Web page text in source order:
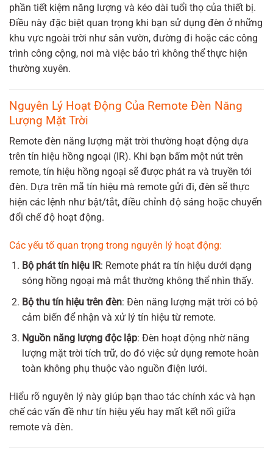
phần tiết kiệm năng lượng và kéo dài tuổi thọ của thiết bị.
Điều này đặc biệt quan trọng khi bạn sử dụng đèn ở những
khu vực ngoài trời như sân vườn, đường đi hoặc các công
trình công cộng, nơi mà việc bảo trì không thể thực hiện
thường xuyên.
Nguyên Lý Hoạt Động Của Remote Đèn Năng
Lượng Mặt Trời
Remote đèn năng lượng mặt trời thường hoạt động dựa
trên tín hiệu hồng ngoại (IR). Khi bạn bấm một nút trên
remote, tín hiệu hồng ngoại sẽ được phát ra và truyền tới
đèn. Dựa trên mã tín hiệu mà remote gửi đi, đèn sẽ thực
hiện các lệnh như bật/tắt, điều chỉnh độ sáng hoặc chuyển
đổi chế độ hoạt động.
Các yếu tố quan trọng trong nguyên lý hoạt động:
Bộ phát tín hiệu IR: Remote phát ra tín hiệu dưới dạng
sóng hồng ngoại mà mắt thường không thể nhìn thấy.
Bộ thu tín hiệu trên đèn: Đèn năng lượng mặt trời có bộ
cảm biến để nhận và xử lý tín hiệu từ remote.
Nguồn năng lượng độc lập: Đèn hoạt động nhờ năng
lượng mặt trời tích trữ, do đó việc sử dụng remote hoàn
toàn không phụ thuộc vào nguồn điện lưới.
Hiểu rõ nguyên lý này giúp bạn thao tác chính xác và hạn
chế các vấn đề như tín hiệu yếu hay mất kết nối giữa
remote và đèn.